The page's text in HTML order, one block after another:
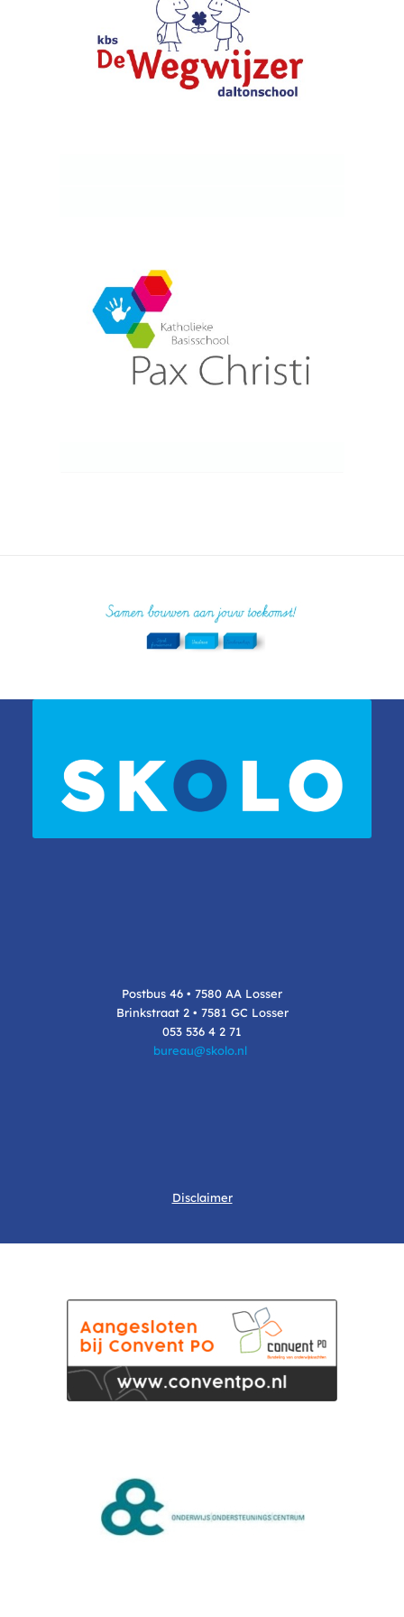
Postbus 46 • 7580 AA Losser
Brinkstraat 2 • 7581 GC Losser
053 536 4 2 71
bureau@skolo.nl
Disclaimer